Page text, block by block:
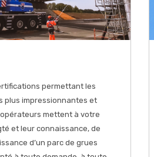
permettant les
plus impressionnantes et
mettent à votre
et leur connaissance, de
d’un parc de grues